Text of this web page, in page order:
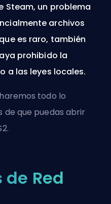
Steam, un problema
archivos
es raro, también
prohibido la
a las leyes locales.
todo lo
de que puedas abrir
de Red